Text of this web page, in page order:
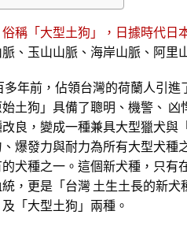
俗稱「大型土狗」，日據時代
、玉山山脈、海岸山脈、阿里
多年前，佔領台灣的荷蘭人引
始土狗」具備了聰明、機警、
良，變成一種兼具大型獵犬與
爆發力與耐力為所有大型犬種
犬種之一。這個新犬種，只
，更是「台灣 土生土長的新
「大型土狗」兩種。